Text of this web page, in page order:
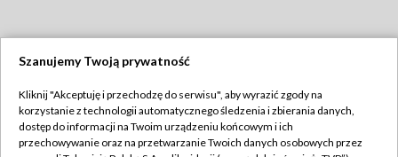
TVP
Abonament TVP
Regulamin TVP
Szanujemy Twoją prywatność
Kliknij "Akceptuję i przechodzę do serwisu", aby wyrazić zgody na
korzystanie z technologii automatycznego śledzenia i zbierania danych,
dostęp do informacji na Twoim urządzeniu końcowym i ich
przechowywanie oraz na przetwarzanie Twoich danych osobowych przez